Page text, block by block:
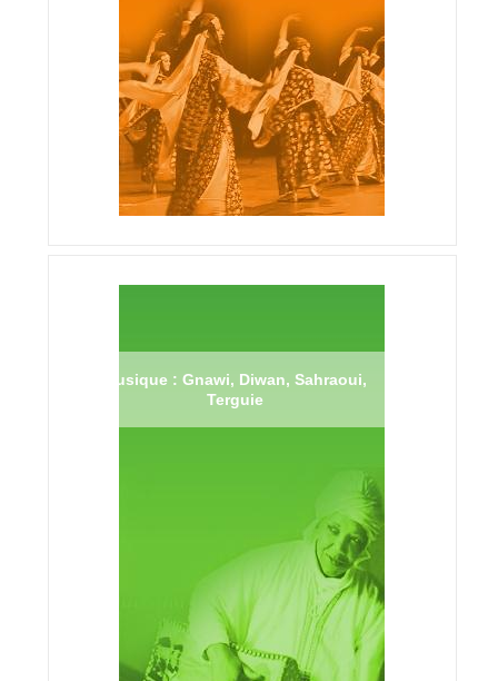
Musique : Gnawi, Diwan, Sahraoui,
Terguie